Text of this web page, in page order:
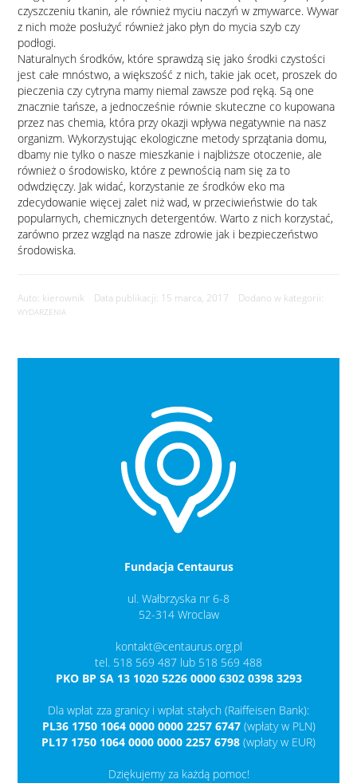
czyszczeniu tkanin, ale również myciu naczyń w zmywarce. Wywar
z nich może posłużyć również jako płyn do mycia szyb czy
podłogi.
Naturalnych środków, które sprawdzą się jako środki czystości
jest całe mnóstwo, a większość z nich, takie jak ocet, proszek do
pieczenia czy cytryna mamy niemal zawsze pod ręką. Są one
znacznie tańsze, a jednocześnie równie skuteczne co kupowana
przez nas chemia, która przy okazji wpływa negatywnie na nasz
organizm. Wykorzystując ekologiczne metody sprzątania domu,
dbamy nie tylko o nasze mieszkanie i najbliższe otoczenie, ale
również o środowisko, które z pewnością nam się za to
odwdzięczy. Jak widać, korzystanie ze środków eko ma
zdecydowanie więcej zalet niż wad, w przeciwieństwie do tak
popularnych, chemicznych detergentów. Warto z nich korzystać,
zarówno przez wzgląd na nasze zdrowie jak i bezpieczeństwo
środowiska.
Auto: kierownik Data publikacji: 15 marca, 2017 Dodano w kategorii:
WYDARZENIA
Fundacja Centaurus
ul. Wałbrzyska nr 6-8
52-314 Wroclaw
kontakt@centaurus.org.pl
tel. 518 569 487 lub 518 569 488
PKO BP SA 13 1020 5226 0000 6302 0398 3293
Dla wpłat zza granicy i wpłat stałych (Raiffeisen Bank):
PL36 1750 1064 0000 0000 2257 6747(wpłaty w PLN)
PL17 1750 1064 0000 0000 2257 6798 (wpłaty w EUR)
Dziękujemy za każdą pomoc!